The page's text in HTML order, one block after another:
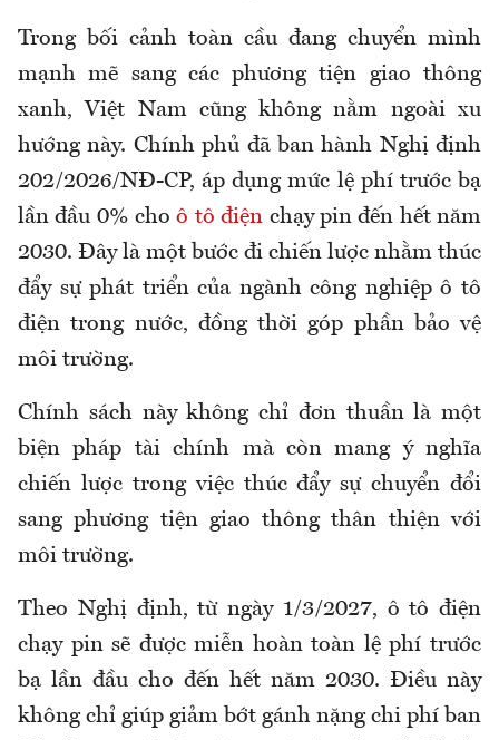
Trong bối cảnh toàn cầu đang chuyển mình
mạnh mẽ sang các phương tiện giao thông
xanh, Việt Nam cũng không nằm ngoài xu
hướng này. Chính phủ đã ban hành Nghị định
202/2026/NĐ-CP, áp dụng mức lệ phí trước bạ
lần đầu 0% choô tô điện chạy pin đến hết năm
2030. Đây là một bước đi chiến lược nhằm thúc
đẩy sự phát triển của ngành công nghiệp ô tô
điện trong nước, đồng thời góp phần bảo vệ
môi trường.
Chính sách này không chỉ đơn thuần là một
biện pháp tài chính mà còn mang ý nghĩa
chiến lược trong việc thúc đẩy sự chuyển đổi
sang phương tiện giao thông thân thiện với
môi trường.
Theo Nghị định, từ ngày 1/3/2027, ô tô điện
chạy pin sẽ được miễn hoàn toàn lệ phí trước
bạ lần đầu cho đến hết năm 2030. Điều này
không chỉ giúp giảm bớt gánh nặng chi phí ban